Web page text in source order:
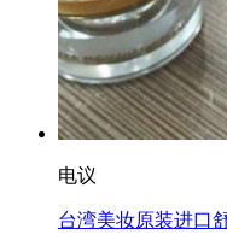
电议
台湾美妆原装进口